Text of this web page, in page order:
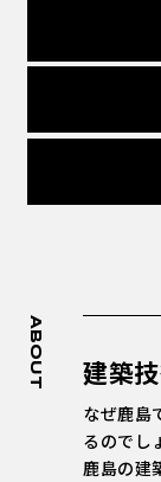
ABOUT 建築
なぜ鹿島
るのでし
鹿島の建